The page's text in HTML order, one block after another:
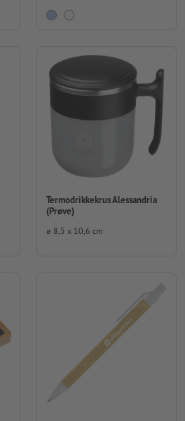
Termodrikkekrus Alessandria
(Prøve)
⌀ 8,5 x 10,6 cm